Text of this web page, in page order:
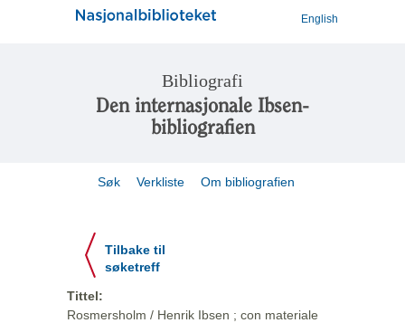
English
Bibliografi
Den internasjonale Ibsen-
bibliografien
Søk Verkliste Om bibliografien
Tilbake til
søketreff
Tittel:
Rosmersholm / Henrik Ibsen ; con materiale